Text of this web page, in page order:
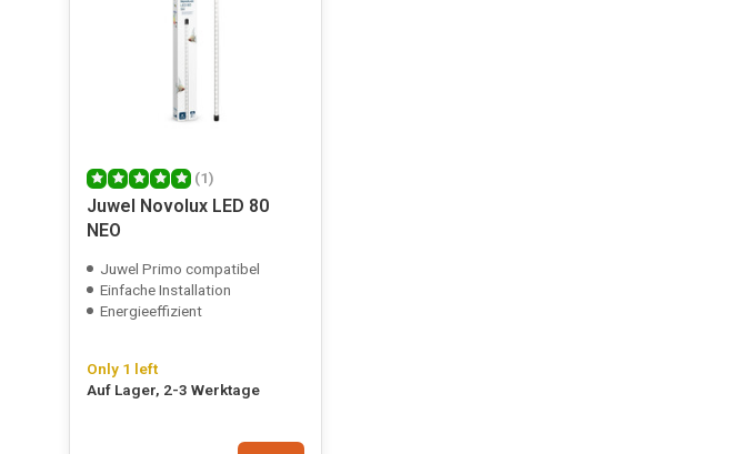
(1)
Juwel Novolux LED 80
NEO
Juwel Primo compatibel
Einfache Installation
Energieeffizient
Only 1 left
Auf Lager, 2-3 Werktage